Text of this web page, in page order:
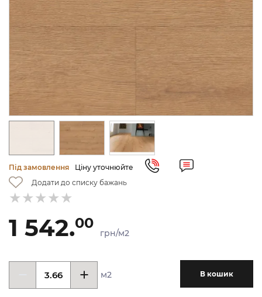
Під замовлення
Ціну уточнюйте
Додати до списку бажань
1 542.00
грн/м2
м2 В кошик